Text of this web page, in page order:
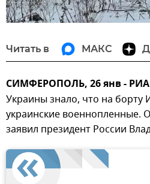
Читать в МАКС
СИМФЕРОПОЛЬ, 26 янв -
Украины знало, что на борту
украинские военнопленные.
заявил президент России